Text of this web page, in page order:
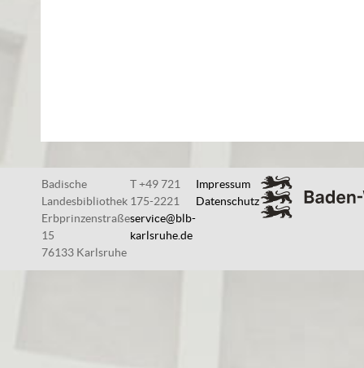
Badische
Landesbibliothek
Erbprinzenstraße
15
76133 Karlsruhe
T +49 721
175-2221
service@blb-
karlsruhe.de
Impressum
Datenschutz